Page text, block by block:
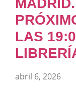
LAS
abril 6, 2026